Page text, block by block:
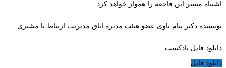
اشتباه مسیر این فاجعه را هموار خواهد کرد.
نویسنده:دکتر پیام ناوی عضو هیئت مدیره اتاق مدیریت ارتباط با مشتری
دانلود فایل پادکست
دانلود فایل